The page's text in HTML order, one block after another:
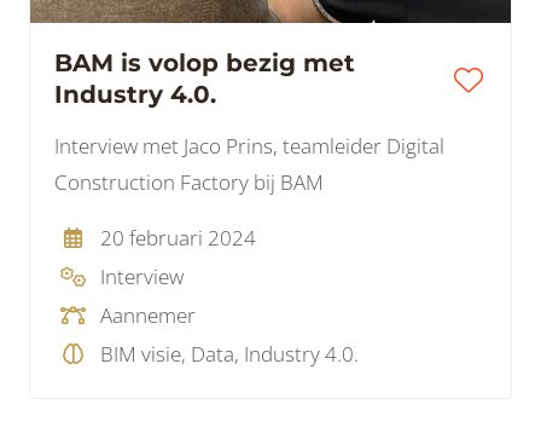
BAM is volop bezig met
Industry 4.0.
Interview met Jaco Prins, teamleider Digital
Construction Factory bij BAM
20 februari 2024
Interview
Aannemer
BIM visie, Data, Industry 4.0.